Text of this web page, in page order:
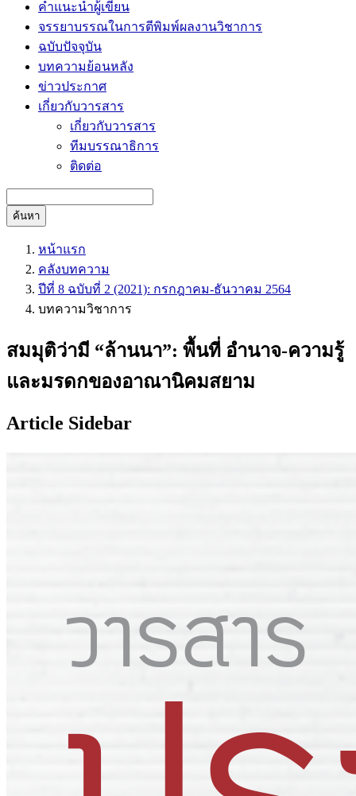
คำแนะนำผู้เขียน
จรรยาบรรณในการตีพิมพ์ผลงานวิชาการ
ฉบับปัจจุบัน
บทความย้อนหลัง
ข่าวประกาศ
เกี่ยวกับวารสาร
เกี่ยวกับวารสาร
ทีมบรรณาธิการ
ติดต่อ
ค้นหา
หน้าแรก
คลังบทความ
ปีที่ 8 ฉบับที่ 2 (2021): กรกฎาคม-ธันวาคม 2564
บทความวิชาการ
สมมุติว่ามี “ล้านนา”: พื้นที่ อำนาจ-ความรู้
และมรดกของอาณานิคมสยาม
Article Sidebar